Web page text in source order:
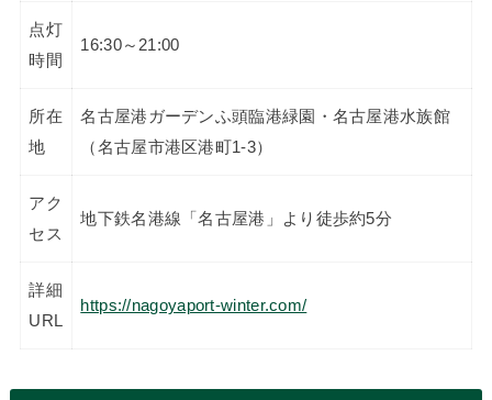
点灯
時間
16:30～21:00
所在
地
名古屋港ガーデンふ頭臨港緑園・名古屋港水族館
（名古屋市港区港町1-3）
アク
セス
地下鉄名港線「名古屋港」より徒歩約5分
詳細
URL
https://nagoyaport-winter.com/